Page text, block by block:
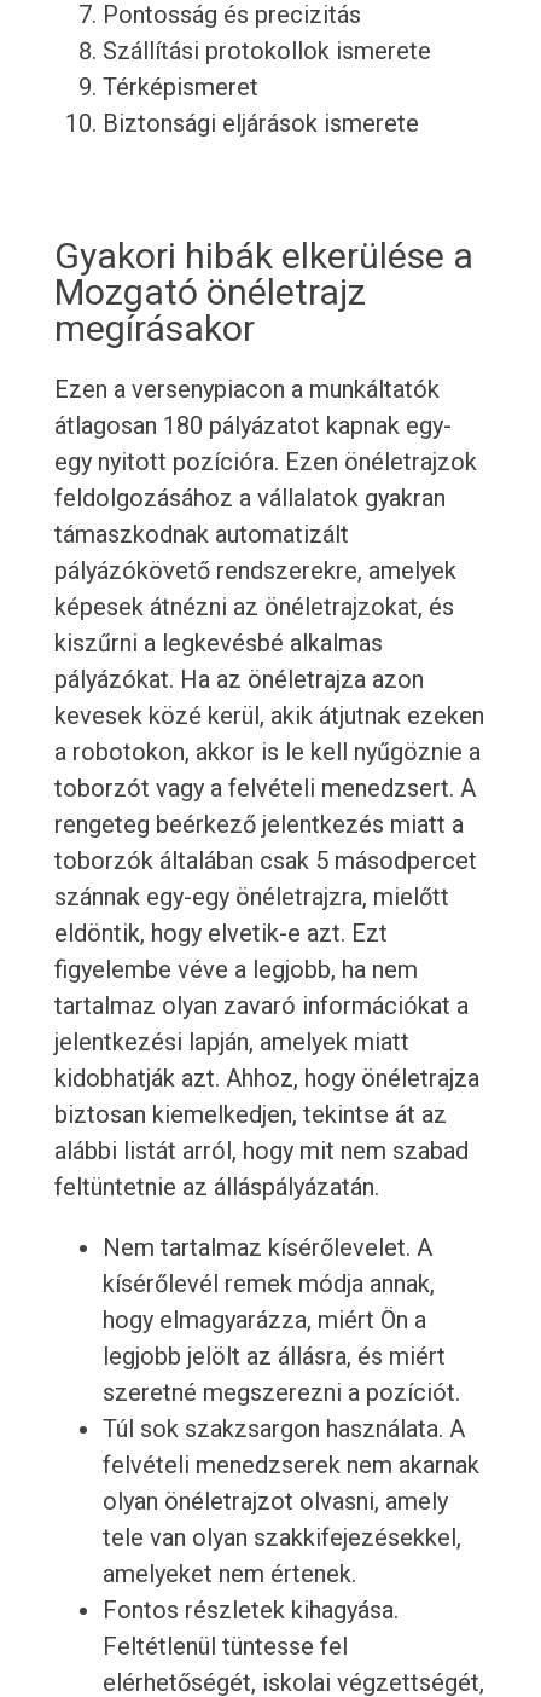
Pontosság és precizitás
Szállítási protokollok ismerete
Térképismeret
Biztonsági eljárások ismerete
Gyakori hibák elkerülése a
Mozgató önéletrajz
megírásakor
Ezen a versenypiacon a munkáltatók
átlagosan 180 pályázatot kapnak egy-
egy nyitott pozícióra. Ezen önéletrajzok
feldolgozásához a vállalatok gyakran
támaszkodnak automatizált
pályázókövető rendszerekre, amelyek
képesek átnézni az önéletrajzokat, és
kiszűrni a legkevésbé alkalmas
pályázókat. Ha az önéletrajza azon
kevesek közé kerül, akik átjutnak ezeken
a robotokon, akkor is le kell nyűgöznie a
toborzót vagy a felvételi menedzsert. A
rengeteg beérkező jelentkezés miatt a
toborzók általában csak 5 másodpercet
szánnak egy-egy önéletrajzra, mielőtt
eldöntik, hogy elvetik-e azt. Ezt
figyelembe véve a legjobb, ha nem
tartalmaz olyan zavaró információkat a
jelentkezési lapján, amelyek miatt
kidobhatják azt. Ahhoz, hogy önéletrajza
biztosan kiemelkedjen, tekintse át az
alábbi listát arról, hogy mit nem szabad
feltüntetnie az álláspályázatán.
Nem tartalmaz kísérőlevelet. A
kísérőlevél remek módja annak,
hogy elmagyarázza, miért Ön a
legjobb jelölt az állásra, és miért
szeretné megszerezni a pozíciót.
Túl sok szakzsargon használata. A
felvételi menedzserek nem akarnak
olyan önéletrajzot olvasni, amely
tele van olyan szakkifejezésekkel,
amelyeket nem értenek.
Fontos részletek kihagyása.
Feltétlenül tüntesse fel
elérhetőségét, iskolai végzettségét,